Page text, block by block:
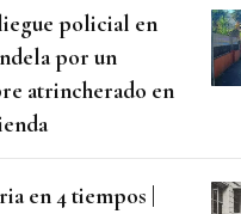
policial en
por un
atrincherado en
en 4 tiempos |